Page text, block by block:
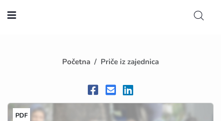
Početna Priče iz zajednica
PDF